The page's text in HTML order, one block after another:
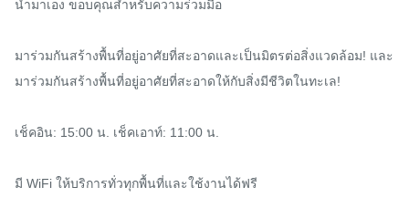
นำมาเอง ขอบคุณสำหรับความร่วมมือ
มาร่วมกันสร้างพื้นที่อยู่อาศัยที่สะอาดและเป็นมิตรต่อสิ่งแวดล้อม! และ
มาร่วมกันสร้างพื้นที่อยู่อาศัยที่สะอาดให้กับสิ่งมีชีวิตในทะเล!
เช็คอิน: 15:00 น. เช็คเอาท์: 11:00 น.
มี WiFi ให้บริการทั่วทุกพื้นที่และใช้งานได้ฟรี